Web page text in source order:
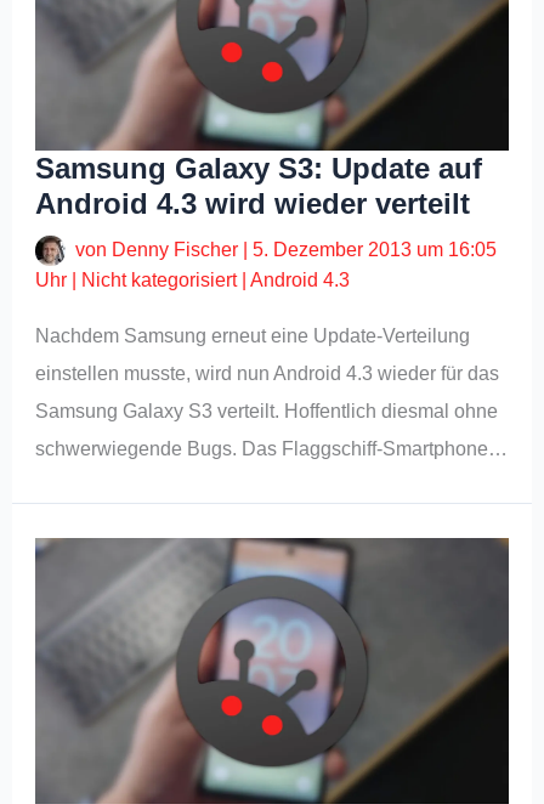
Samsung Galaxy S3: Update auf
Android 4.3 wird wieder verteilt
von Denny Fischer |5. Dezember 2013 um 16:05
Uhr
Nicht kategorisiert|Android 4.3
Nachdem Samsung erneut eine Update-Verteilung
einstellen musste, wird nun Android 4.3 wieder für das
Samsung Galaxy S3 verteilt. Hoffentlich diesmal ohne
schwerwiegende Bugs. Das Flaggschiff-Smartphone…